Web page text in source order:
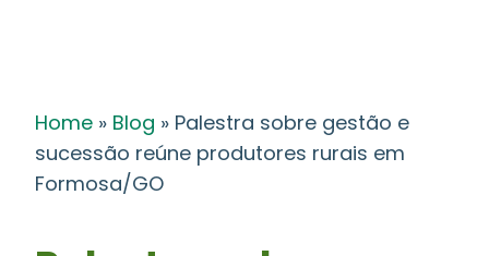
Home » Blog » Palestra sobre gestão e
sucessão reúne produtores rurais em
Formosa/GO